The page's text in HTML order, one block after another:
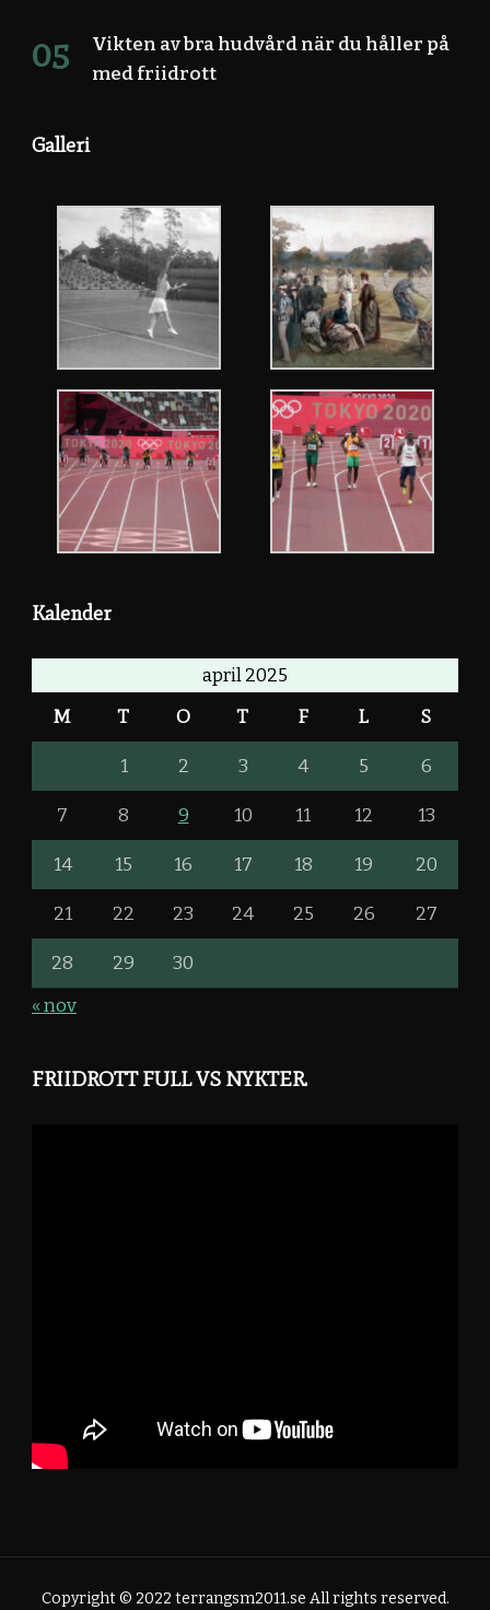
Vikten av bra hudvård när du håller på
med friidrott
Galleri
Kalender
april 2025
M T O T F L S
1 2 3 4 5 6
7 8 9 10 11 12 13
14 15 16 17 18 19 20
21 22 23 24 25 26 27
28 29
30
« nov
FRIIDROTT FULL VS NYKTER.